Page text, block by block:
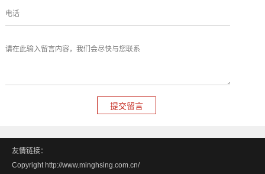
友情链接：
Copyright http://www.minghsing.com.cn/